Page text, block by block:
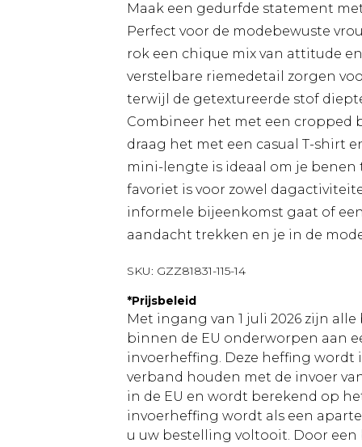
Maak een gedurfde statement
Perfect voor de modebewuste
rok een chique mix van attitude
verstelbare riemedetail zorgen
terwijl de getextureerde stof
Combineer het met een cropped
draag het met een casual T-shirt
mini-lengte is ideaal om je
favoriet is voor zowel
informele bijeenkomst gaat of
aandacht trekken en je in de
SKU: GZZ81831-115-14
*Prijsbeleid
Met ingang van 1 juli 2026 zijn
binnen de EU onderworpen aan
invoerheffing. Deze heffing
verband houden met de invoer
in de EU en wordt berekend op
invoerheffing wordt als een
u uw bestelling voltooit. Door